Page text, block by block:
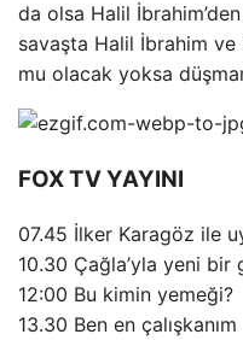
da olsa Halil
savaşta Halil İbrahim ve
mu olacak yoksa
FOX TV YAYINI
07.45 İlker Karagöz ile
10.30 Çağla’yla yeni bir
12:00 Bu kimin yemeği?
13.30 Ben en çalışkanım